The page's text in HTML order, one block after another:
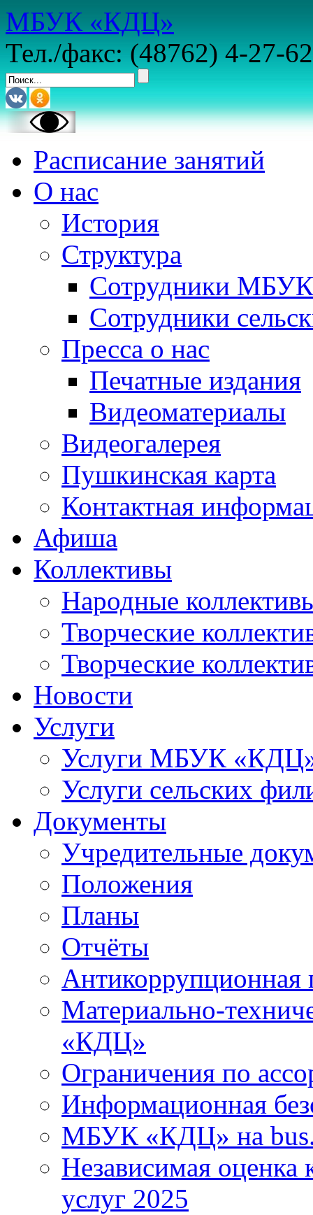
МБУК «КДЦ»
Тел./факс: (48762) 4-27-62
Расписание занятий
О нас
История
Структура
Сотрудники
Сотрудники
Пресса о нас
Печатные издания
Видеоматериалы
Видеогалерея
Пушкинская карта
Контактная
Афиша
Коллективы
Народные
Творческие
Творческие
Новости
Услуги
Услуги МБУК
Услуги сельских
Документы
Учредительные
Положения
Планы
Отчёты
Антикоррупционная
Материально-
«КДЦ»
Ограничения по
Информационная
МБУК «КДЦ» на
Независимая оценка
услуг 2025